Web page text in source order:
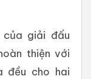
giải đấu
thiện với
đều cho hai